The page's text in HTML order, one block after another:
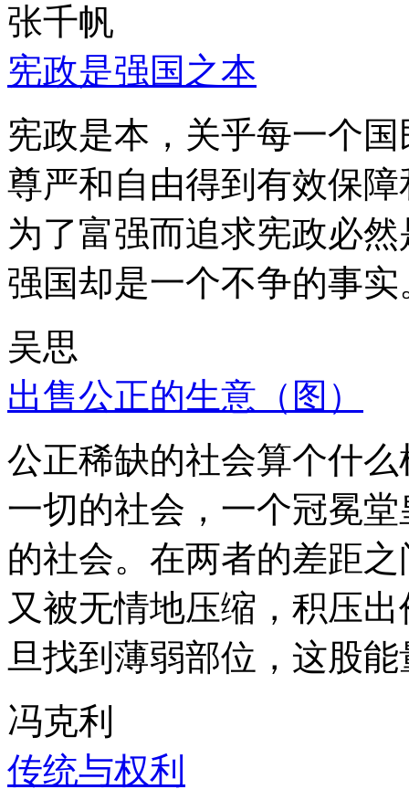
张千帆
宪政是强国之本
宪政是本，关乎每一个
尊严和自由得到有效保
为了富强而追求宪政必
强国却是一个不争的事实
吴思
出售公正的生意（图）
公正稀缺的社会算个什
一切的社会，一个冠冕
的社会。在两者的差距
又被无情地压缩，积压
旦找到薄弱部位，这股
冯克利
传统与权利